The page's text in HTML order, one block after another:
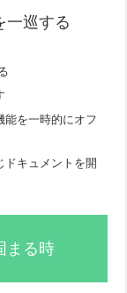
一巡する
能を一時的にオフ
ドキュメントを開
まる時